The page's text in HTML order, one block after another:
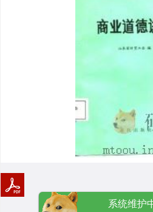
系统维护